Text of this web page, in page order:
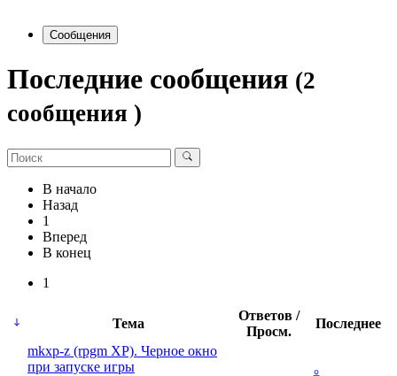
Сообщения
Последние сообщения (2
сообщения )
В начало
Назад
1
Вперед
В конец
1
Тема
Ответов /
Просм.
Последнее
mkxp-z (rpgm XP). Черное окно
при запуске игры